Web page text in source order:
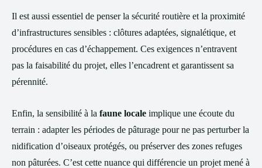
Il est aussi essentiel de penser la sécurité routière et la proximité
d’infrastructures sensibles : clôtures adaptées, signalétique, et
procédures en cas d’échappement. Ces exigences n’entravent
pas la faisabilité du projet, elles l’encadrent et garantissent sa
pérennité.
Enfin, la sensibilité à la faune locale implique une écoute du
terrain : adapter les périodes de pâturage pour ne pas perturber la
nidification d’oiseaux protégés, ou préserver des zones refuges
non pâturées. C’est cette nuance qui différencie un projet mené à